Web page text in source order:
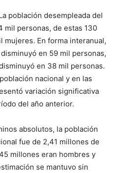
población desempleada del
personas, de estas 130
mujeres. En forma interanual,
en 59 mil personas,
en 38 mil personas.
nacional y en las
variación significativa
del año anterior.
absolutos, la población
fue de 2,41 millones de
millones eran hombres y
se mantuvo sin